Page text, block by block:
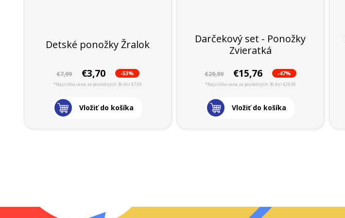
Detské ponožky Žralok
€7,99 €3,70 -53%
*Najnižšia cena za posledných 30 dní €7,99
Vložiť do košíka
Darčekový set - Ponožky
Zvieratká
€29,99 €15,76 -47%
*Najnižšia cena za posledných 30 dní €29,99
Vložiť do košíka